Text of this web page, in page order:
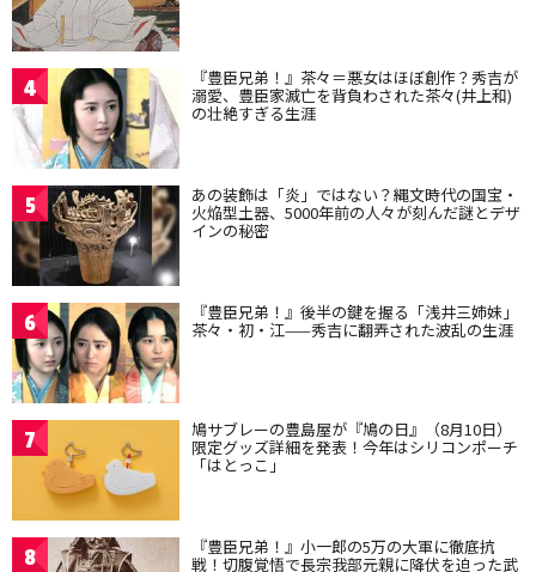
4 『豊臣兄弟！』茶々＝悪女はほぼ創作？秀吉が
溺愛、豊臣家滅亡を背負わされた茶々(井上和)
の壮絶すぎる生涯
5 あの装飾は「炎」ではない？縄文時代の国宝・
火焔型土器、5000年前の人々が刻んだ謎とデザ
インの秘密
6 『豊臣兄弟！』後半の鍵を握る「浅井三姉妹」
茶々・初・江——秀吉に翻弄された波乱の生涯
7 鳩サブレーの豊島屋が『鳩の日』（8月10日）
限定グッズ詳細を発表！今年はシリコンポーチ
「はとっこ」
8 『豊臣兄弟！』小一郎の5万の大軍に徹底抗
戦！切腹覚悟で長宗我部元親に降伏を迫った武